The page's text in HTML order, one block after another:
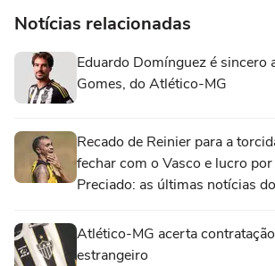
Notícias relacionadas
Eduardo Domínguez é sincero
Gomes, do Atlético-MG
Recado de Reinier para a
fechar com o Vasco e lucro
Preciado: as últimas notícias
Atlético-MG acerta
estrangeiro